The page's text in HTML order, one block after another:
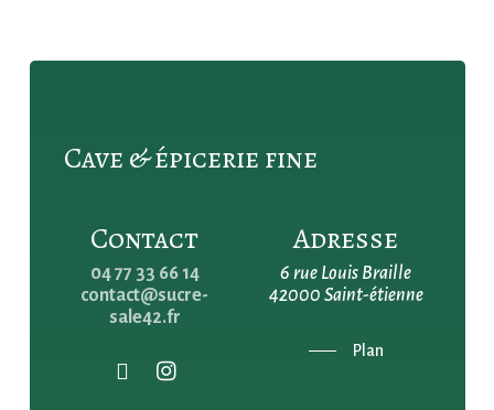
Cave & épicerie fine
Contact
04 77 33 66 14
contact@sucre-
sale42.fr
Adresse
6 rue Louis Braille
42000 Saint-étienne
Plan